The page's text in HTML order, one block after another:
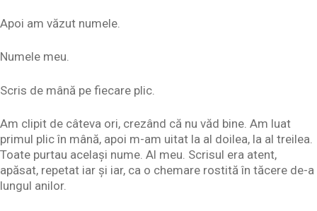
Apoi am văzut numele.
Numele meu.
Scris de mână pe fiecare plic.
Am clipit de câteva ori, crezând că nu văd bine. Am luat
primul plic în mână, apoi m-am uitat la al doilea, la al treilea.
Toate purtau același nume. Al meu. Scrisul era atent,
apăsat, repetat iar și iar, ca o chemare rostită în tăcere de-a
lungul anilor.